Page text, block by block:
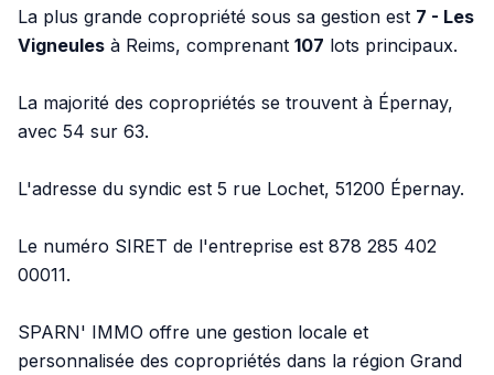
La plus grande copropriété sous sa gestion est 7 - Les
Vigneules à Reims, comprenant 107 lots principaux.
La majorité des copropriétés se trouvent à Épernay,
avec 54 sur 63.
L'adresse du syndic est 5 rue Lochet, 51200 Épernay.
Le numéro SIRET de l'entreprise est 878 285 402
00011.
SPARN' IMMO offre une gestion locale et
personnalisée des copropriétés dans la région Grand